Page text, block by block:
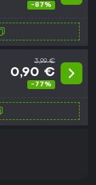
-87%
3,99 €
0,90 €
-77%